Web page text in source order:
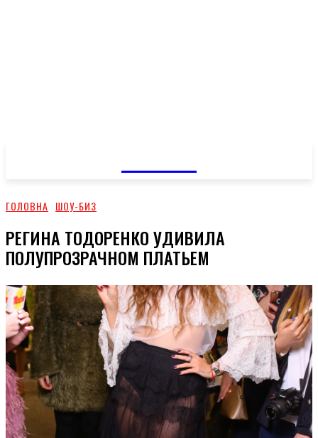
ГОЛОВНА ШОУ-БИЗ
РЕГИНА ТОДОРЕНКО УДИВИЛА
ПОЛУПРОЗРАЧНОМ ПЛАТЬЕМ